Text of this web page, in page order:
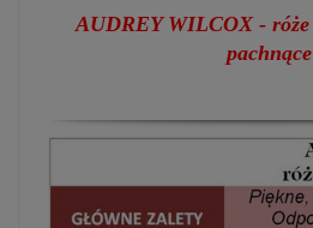
AUDREY WILCOX - róże
pachnące